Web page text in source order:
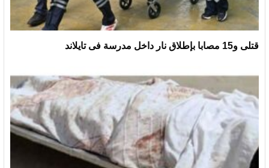
قتلى و15 مصابا بإطلاق نار داخل مدرسة فى تايلاند